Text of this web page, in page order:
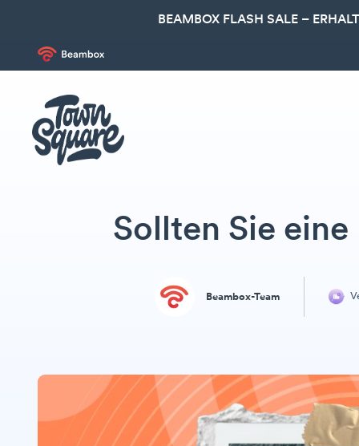
BEAMBOX FLASH SALE –
Sollten Sie
Beambox-Team